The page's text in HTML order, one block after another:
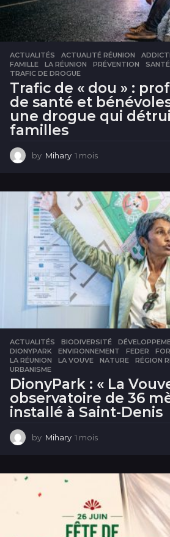
ACTUALITÉS ACTUALITÉ RÉUNION ,
FAMILLE
,LA RÉUNION ,PRÉVENTION ,SANTÉ
TRAFIC DE DROGUE
Trafic de « dou » :
de santé et
une drogue qui
familles
by Mihary 1 mois
i
s
ACTUALITÉS BIODIVERSITÉ ,
DIONYPARK
,ENVIRONNEMENT ,FEDER ,
LA RÉUNION
,LA VOUVE ,NATURE ,RÉGION
URBANISME
DionyPark : « La
observatoire de 36
installé à Saint-Denis
by Mihary 1 mois
i